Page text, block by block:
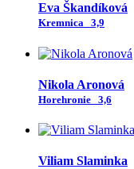
Eva Škandíková
Kremnica 3,9
Nikola Aronová
Horehronie 3,6
Viliam Slaminka